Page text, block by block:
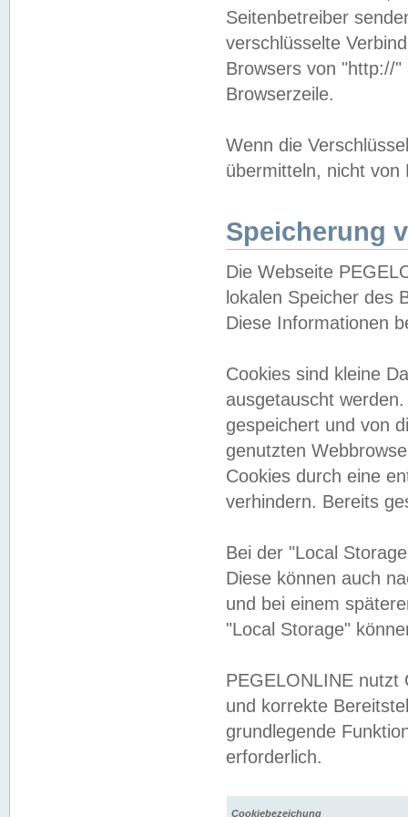
Seitenbetreiber
verschlüsselte
Browsers von "http://
Browserzeile.
Wenn die
übermitteln, nicht von
Speicherung
Die Webseite
lokalen Speicher des
Diese Informationen
Cookies sind kleine
ausgetauscht
gespeichert und von
genutzten
Cookies durch eine
verhindern. Bereits
Bei der "Local
Diese können auch
und bei einem
"Local Storage"
PEGELONLINE nutzt
und korrekte
grundlegende
erforderlich.
Cookiebezeichung